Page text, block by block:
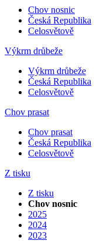
Chov nosnic
Česká Republika
Celosvětově
Výkrm drůbeže
Výkrm drůbeže
Česká Republika
Celosvětově
Chov prasat
Chov prasat
Česká Republika
Celosvětově
Z tisku
Z tisku
Chov nosnic
2025
2024
2023